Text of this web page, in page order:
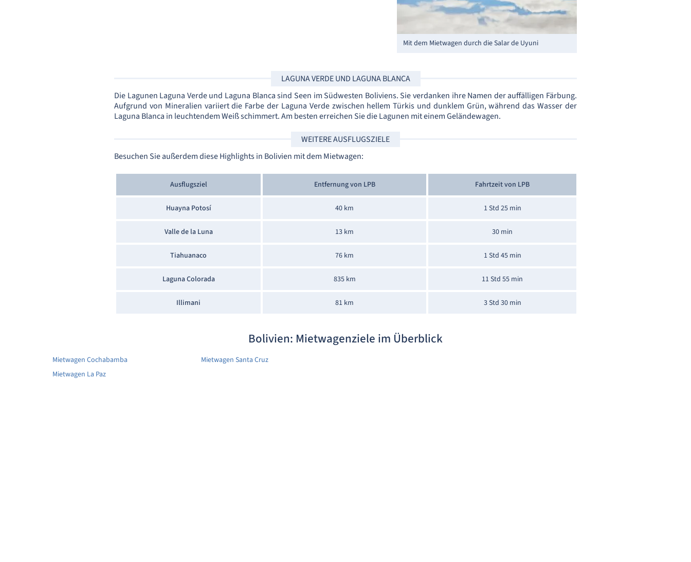
Mit dem Mietwagen durch die Salar de Uyuni
LAGUNA VERDE UND LAGUNA BLANCA
Die Lagunen Laguna Verde und Laguna Blanca sind Seen im Südwesten Boliviens. Sie verdanken ihre Namen der auffälligen Färbung.
Aufgrund von Mineralien variiert die Farbe der Laguna Verde zwischen hellem Türkis und dunklem Grün, während das Wasser der
Laguna Blanca in leuchtendem Weiß schimmert. Am besten erreichen Sie die Lagunen mit einem Geländewagen.
WEITERE AUSFLUGSZIELE
Besuchen Sie außerdem diese Highlights in Bolivien mit dem Mietwagen:
Ausflugsziel Entfernung von LPB Fahrtzeit von LPB
Huayna Potosí 40 km 1 Std 25 min
Valle de la Luna 13 km 30 min
Tiahuanaco 76 km 1 Std 45 min
Laguna Colorada 835 km 11 Std 55 min
Illimani 81 km 3 Std 30 min
Bolivien: Mietwagenziele im Überblick
Mietwagen Cochabamba
Mietwagen La Paz
Mietwagen Santa Cruz